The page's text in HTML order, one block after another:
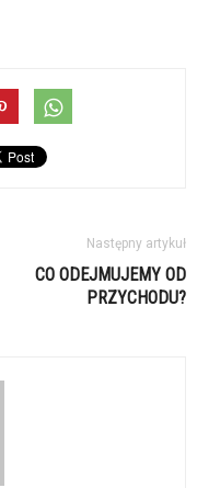
Następny artykuł
CO ODEJMUJEMY OD
PRZYCHODU?